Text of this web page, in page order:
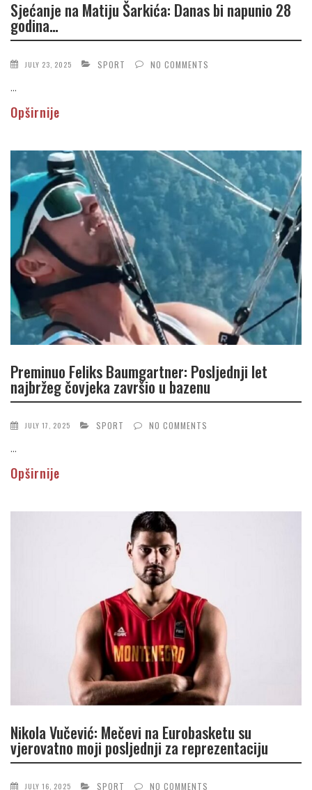
Sjećanje na Matiju Šarkića: Danas bi napunio 28
godina…
JULY 23, 2025 SPORT NO COMMENTS
...
Opširnije
Preminuo Feliks Baumgartner: Posljednji let
najbržeg čovjeka završio u bazenu
JULY 17, 2025 SPORT NO COMMENTS
...
Opširnije
Nikola Vučević: Mečevi na Eurobasketu su
vjerovatno moji posljednji za reprezentaciju
JULY 16, 2025 SPORT NO COMMENTS